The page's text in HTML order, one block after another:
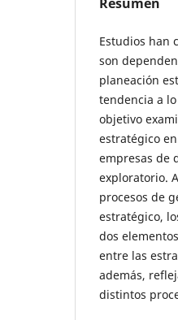
Estudios han
son
planeación
tendencia a
objetivo
estratégico
empresas de
exploratorio.
procesos de
estratégico,
dos
entre las
además,
distintos